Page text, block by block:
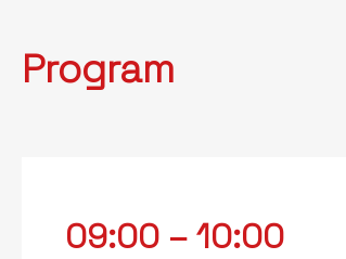
Program
09:00 – 10:00